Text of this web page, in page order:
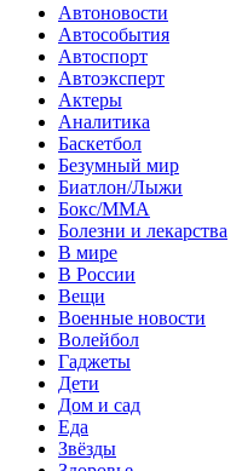
Автоновости
Автособытия
Автоспорт
Автоэксперт
Актеры
Аналитика
Баскетбол
Безумный мир
Биатлон/Лыжи
Бокс/MMA
Болезни и лекарства
В мире
В России
Вещи
Военные новости
Волейбол
Гаджеты
Дети
Дом и сад
Еда
Звёзды